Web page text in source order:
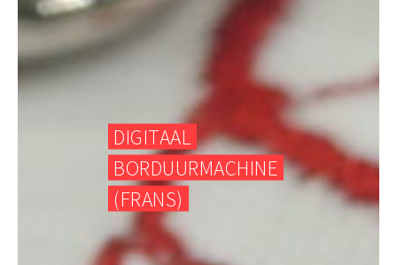
DIGITAAL
BORDUURMACHINE
(FRANS)